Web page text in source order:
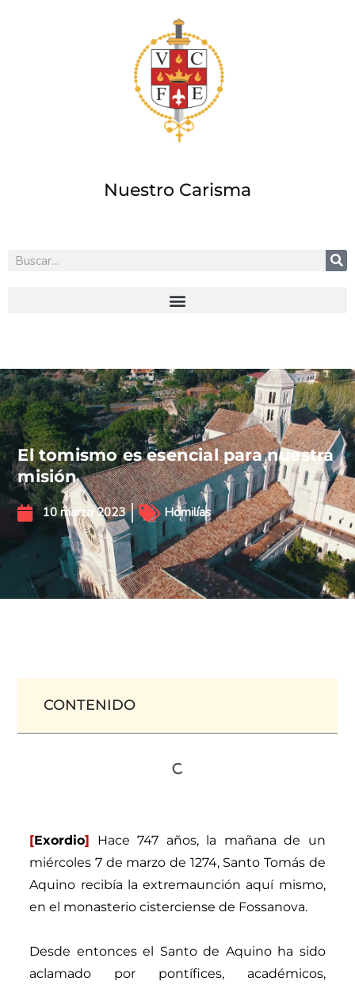
Nuestro Carisma
El tomismo es esencial para nuestra
misión
10 marzo 2023 Homilías
CONTENIDO
[Exordio] Hace 747 años, la mañana de un
miércoles 7 de marzo de 1274, Santo Tomás de
Aquino recibía la extremaunción aquí mismo,
en el monasterio cisterciense de Fossanova.
Desde entonces el Santo de Aquino ha sido
aclamado por pontífices, académicos,